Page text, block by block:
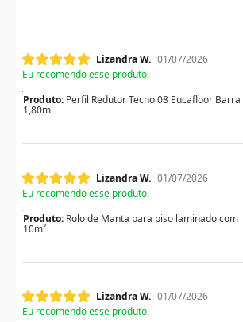
Lizandra W. 01/07/2026
Eu recomendo esse produto.
Produto: Perfil Redutor Tecno 08 Eucafloor Barra
1,80m
Lizandra W. 01/07/2026
Eu recomendo esse produto.
Produto: Rolo de Manta para piso laminado com
10m²
Lizandra W. 01/07/2026
Eu recomendo esse produto.